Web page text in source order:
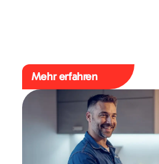
Mehr erfahren